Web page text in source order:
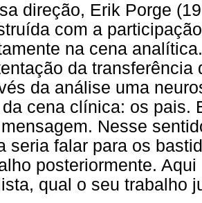
direção, Erik Porge
com a
na cena
da
da análise uma
cena clínica: os pais.
Nesse
seria falar para os
posteriormente.
qual o seu trabalho